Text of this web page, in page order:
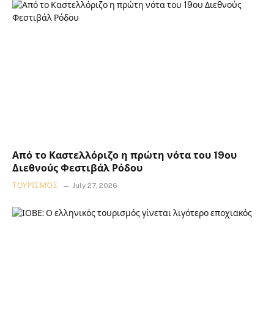
Από το Καστελλόριζο η πρώτη νότα του 19ου
Διεθνούς Φεστιβάλ Ρόδου
ΤΟΥΡΙΣΜΌΣ July 27, 2026